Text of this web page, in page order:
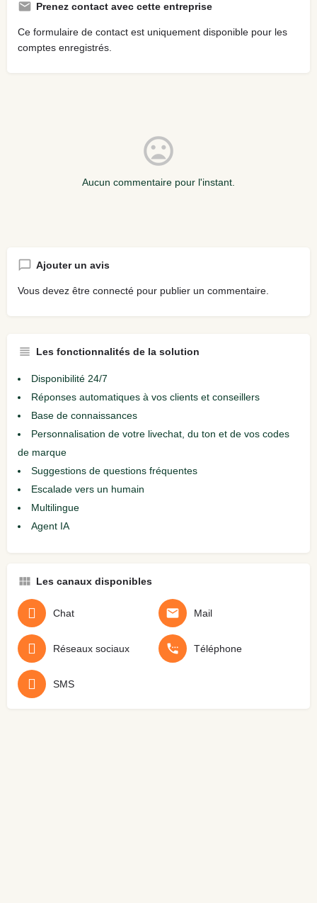
Prenez contact avec cette entreprise
Ce formulaire de contact est uniquement disponible pour les
comptes enregistrés.
Aucun commentaire pour l'instant.
Ajouter un avis
Vous devez être connecté pour publier un commentaire.
Les fonctionnalités de la solution
Disponibilité 24/7
Réponses automatiques à vos clients et conseillers
Base de connaissances
Personnalisation de votre livechat, du ton et de vos codes
de marque
Suggestions de questions fréquentes
Escalade vers un humain
Multilingue
Agent IA
Les canaux disponibles
Chat Mail
Réseaux sociaux Téléphone
SMS